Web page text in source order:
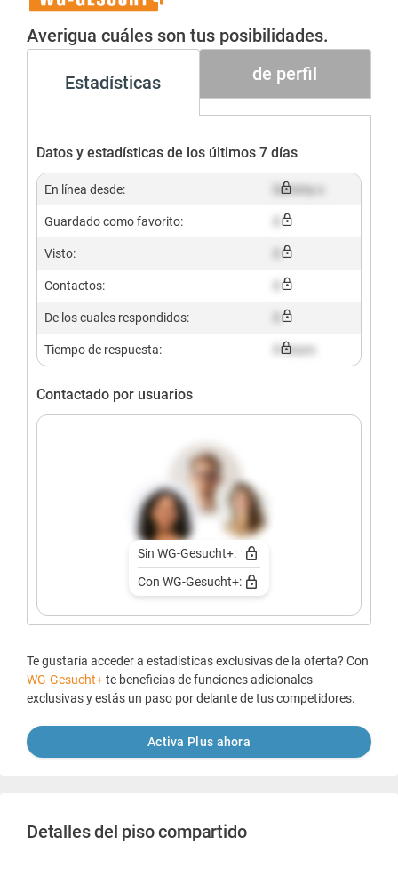
Gesucht+
Averigua cuáles son tus posibilidades.
Estadísticas de perfil
Datos y estadísticas de los últimos 7 días
En línea desde: Dummy x
Guardado como favorito:
Visto:
Contactos:
De los cuales respondidos:
Tiempo de respuesta: X hours
Contactado por usuarios
Sin WG-Gesucht+:
Con WG-Gesucht+:
Te gustaría acceder a estadísticas exclusivas de la oferta? Con
WG-Gesucht+te beneficias de funciones adicionales
exclusivas y estás un paso por delante de tus competidores.
Activa Plus ahora
Detalles del piso compartido